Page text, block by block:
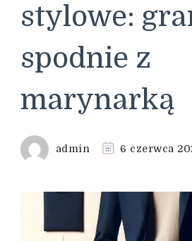
stylowe:
spodnie z
marynarką
admin 6 czerwca